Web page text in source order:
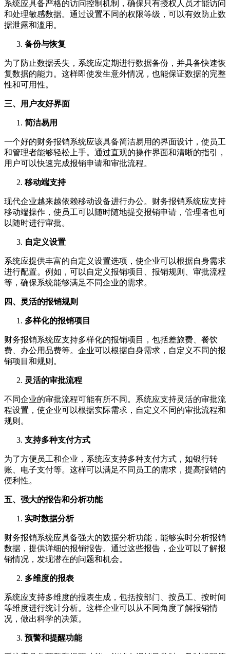
系统应具备严格的访问控制机制，确保只有授权人员才能访问
和处理敏感数据。通过设置不同的权限等级，可以有效防止数
据泄露和滥用。
备份与恢复
为了防止数据丢失，系统应定期进行数据备份，并具备快速恢
复数据的能力。这样即使发生意外情况，也能保证数据的完整
性和可用性。
三、用户友好界面
简洁易用
一个好的财务报销系统应该具备简洁易用的界面设计，使员工
和管理者能够轻松上手。通过直观的操作界面和清晰的指引，
用户可以快速完成报销申请和审批流程。
移动端支持
现代企业越来越依赖移动设备进行办公。财务报销系统应支持
移动端操作，使员工可以随时随地提交报销申请，管理者也可
以随时进行审批。
自定义设置
系统应提供丰富的自定义设置选项，使企业可以根据自身需求
进行配置。例如，可以自定义报销项目、报销规则、审批流程
等，确保系统能够满足不同企业的需求。
四、灵活的报销规则
多样化的报销项目
财务报销系统应支持多样化的报销项目，包括差旅费、餐饮
费、办公用品费等。企业可以根据自身需求，自定义不同的报
销项目和规则。
灵活的审批流程
不同企业的审批流程可能有所不同。系统应支持灵活的审批流
程设置，使企业可以根据实际需求，自定义不同的审批流程和
规则。
支持多种支付方式
为了方便员工和企业，系统应支持多种支付方式，如银行转
账、电子支付等。这样可以满足不同员工的需求，提高报销的
便利性。
五、强大的报告和分析功能
实时数据分析
财务报销系统应具备强大的数据分析功能，能够实时分析报销
数据，提供详细的报销报告。通过这些报告，企业可以了解报
销情况，发现潜在的问题和机会。
多维度的报表
系统应支持多维度的报表生成，包括按部门、按员工、按时间
等维度进行统计分析。这样企业可以从不同角度了解报销情
况，做出科学的决策。
预警和提醒功能